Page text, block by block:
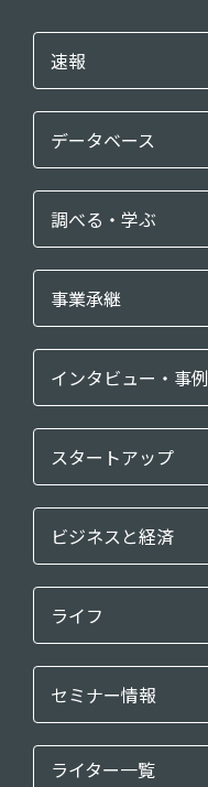
速報
データベース
調べる・学ぶ
事業承継
インタビュー・事例
スタートアップ
ビジネスと経済
ライフ
セミナー情報
ライター一覧